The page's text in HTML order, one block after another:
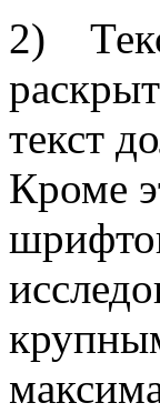
2)
текст
Кроме